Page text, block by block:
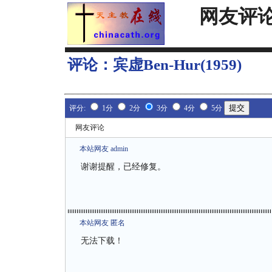
网友评
评论： 宾虚Ben-Hur(1959)
评分: 1分 2分 3分 4分 5分
网友评论
本站网友 admin
谢谢提醒，已经修复。
本站网友 匿名
无法下载！